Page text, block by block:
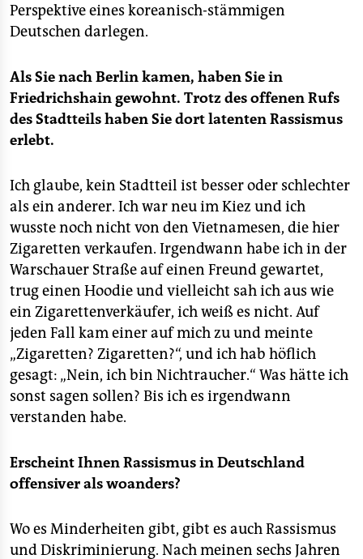
Perspektive eines koreanisch-stämmigen
Deutschen darlegen.
Als Sie nach Berlin kamen, haben Sie in
Friedrichshain gewohnt. Trotz des offenen Rufs
des Stadtteils haben Sie dort latenten Rassismus
erlebt.
Ich glaube, kein Stadtteil ist besser oder schlechter
als ein anderer. Ich war neu im Kiez und ich
wusste noch nicht von den Vietnamesen, die hier
Zigaretten verkaufen. Irgendwann habe ich in der
Warschauer Straße auf einen Freund gewartet,
trug einen Hoodie und vielleicht sah ich aus wie
ein Zigarettenverkäufer, ich weiß es nicht. Auf
jeden Fall kam einer auf mich zu und meinte
„Zigaretten? Zigaretten?“, und ich hab höflich
gesagt: „Nein, ich bin Nichtraucher.“ Was hätte ich
sonst sagen sollen? Bis ich es irgendwann
verstanden habe.
Erscheint Ihnen Rassismus in Deutschland
offensiver als woanders?
Wo es Minderheiten gibt, gibt es auch Rassismus
und Diskriminierung. Nach meinen sechs Jahren